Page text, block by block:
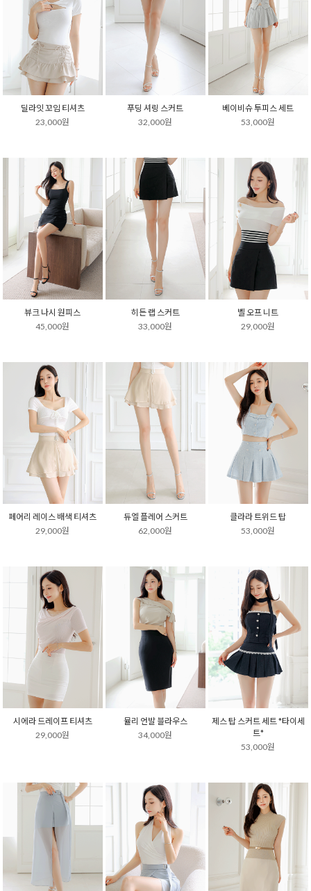
딜라잇 꼬임 티셔츠
23,000원
푸딩 셔링 스커트
32,000원
베이비슈 투피스 세트
53,000원
뷰크 나시 원피스
45,000원
히든 랩 스커트
33,000원
벨 오프 니트
29,000원
페어리 레이스 배색 티셔츠
29,000원
듀엘 플레어 스커트
62,000원
클라라 트위드 탑
53,000원
시에라 드레이프 티셔츠
29,000원
뮬리 언발 블라우스
34,000원
제스 탑 스커트 세트 *타이세
트*
53,000원